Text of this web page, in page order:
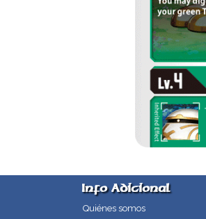
Info Adicional
Quiénes somos